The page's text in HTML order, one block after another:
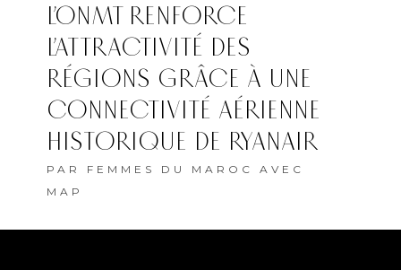
L’ONMT RENFORCE
L’ATTRACTIVITÉ DES
RÉGIONS GRÂCE À UNE
CONNECTIVITÉ AÉRIENNE
HISTORIQUE DE RYANAIR
PAR FEMMES DU MAROC AVEC
MAP